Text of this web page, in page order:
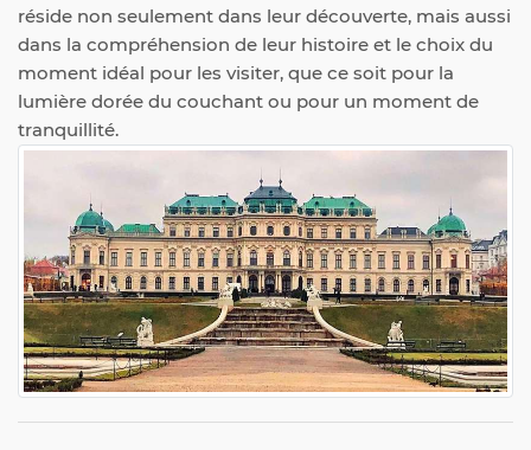
réside non seulement dans leur découverte, mais aussi
dans la compréhension de leur histoire et le choix du
moment idéal pour les visiter, que ce soit pour la
lumière dorée du couchant ou pour un moment de
tranquillité.